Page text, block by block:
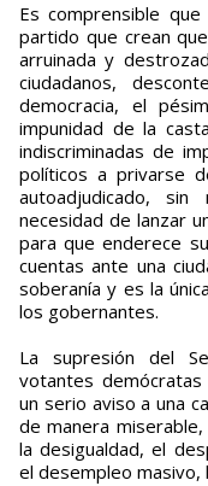
Es comprensible
partido que crean
arruinada y
ciudadanos,
democracia, el
impunidad de la
indiscriminadas de
políticos a privarse
autoadjudicado, sin
necesidad de lanzar
para que enderece
cuentas ante una
soberanía y es la
los gobernantes.
La supresión del
votantes
un serio aviso a una
de manera
la desigualdad, el
el desempleo masivo,